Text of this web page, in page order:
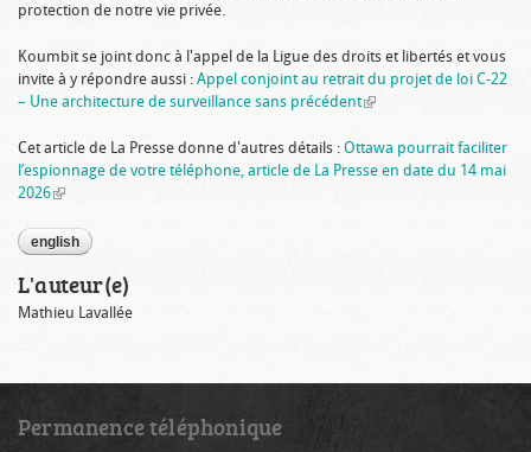
protection de notre vie privée.
Koumbit se joint donc à l'appel de la Ligue des droits et libertés et vous
invite à y répondre aussi : Appel conjoint au retrait du projet de loi C-22
– Une architecture de surveillance sans précédent(link is external)
Cet article de La Presse donne d'autres détails : Ottawa pourrait faciliter
l’espionnage de votre téléphone, article de La Presse en date du 14 mai
2026(link is external)
english
L'auteur(e)
Mathieu Lavallée
Permanence téléphonique